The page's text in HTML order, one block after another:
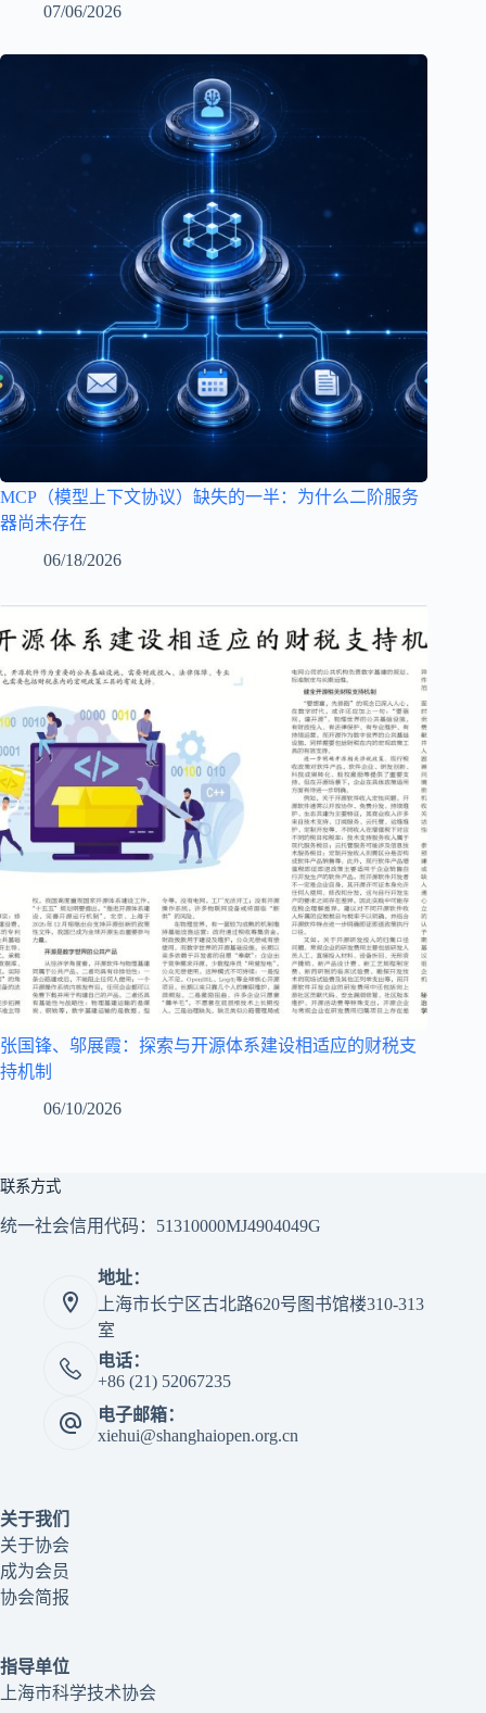
07/06/2026
MCP（模型上下文协议）缺失的一半：为什么二阶服务
器尚未存在
06/18/2026
张国锋、邬展霞：探索与开源体系建设相适应的财税支
持机制
06/10/2026
联系方式
统一社会信用代码：51310000MJ4904049G
地址：
上海市长宁区古北路620号图书馆楼310-313
室
电话：
+86 (21) 52067235
电子邮箱：
xiehui@shanghaiopen.org.cn
关于我们
关于协会
成为会员
协会简报
指导单位
上海市科学技术协会